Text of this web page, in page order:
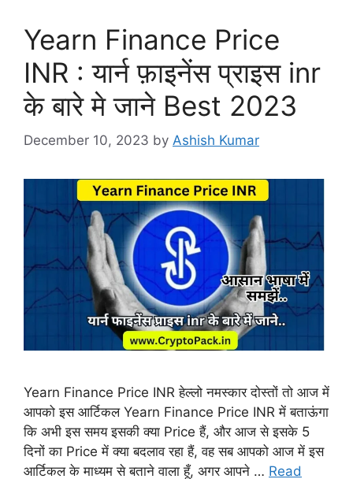
Yearn Finance Price
INR : यार्न फ़ाइनेंस प्राइस inr
के बारे मे जाने Best 2023
December 10, 2023 by Ashish Kumar
Yearn Finance Price INR हेल्लो नमस्कार दोस्तों तो आज में
आपको इस आर्टिकल Yearn Finance Price INR में बताऊंगा
कि अभी इस समय इसकी क्या Price हैं, और आज से इसके 5
दिनों का Price में क्या बदलाव रहा हैं, वह सब आपको आज में इस
आर्टिकल के माध्यम से बताने वाला हूँ, अगर आपने … Read